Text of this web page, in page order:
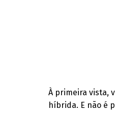
À primeira vista,
híbrida. E não é